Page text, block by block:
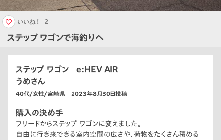
ステップ ワゴンで海釣りへ
いいね！ 2
ステップ ワゴン e:HEV AIR
うめさん
40代/女性/宮崎県 2023年8月30日投稿
購入の決め手
フリードからステップ ワゴンに変えました。
自由に行き来できる室内空間の広さや、荷物をたくさん積める